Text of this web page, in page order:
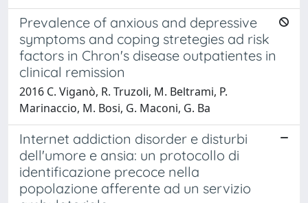
Prevalence of anxious and depressive
symptoms and coping stretegies ad risk
factors in Chron's disease outpatientes in
clinical remission
2016 C. Viganò, R. Truzoli, M. Beltrami, P.
Marinaccio, M. Bosi, G. Maconi, G. Ba
Internet addiction disorder e disturbi
dell'umore e ansia: un protocollo di
identificazione precoce nella
popolazione afferente ad un servizio